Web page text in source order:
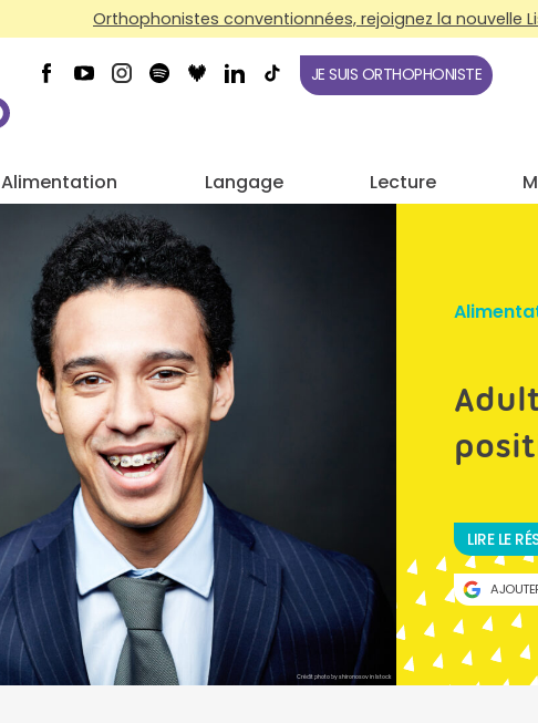
Orthophonistes conventionnées, rejoignez la nouvelle
JE SUIS ORTHOPHONISTE
Alimentation Langage Lecture
Crédit photo by shironosov in Istock
LIRE LE